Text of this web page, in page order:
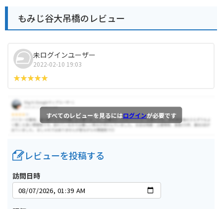
もみじ谷大吊橋のレビュー
未ログインユーザー
2022-02-10 19:03
すべてのレビューを見るにはログインが必要です
レビューを投稿する
訪問日時